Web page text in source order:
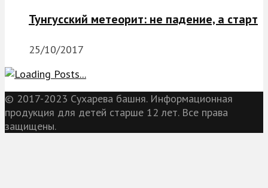
Тунгусский метеорит: не падение, а старт
25/10/2017
© 2017-2023 Сухарева башня. Информационная
продукция для детей старше 12 лет. Все права
защищены.